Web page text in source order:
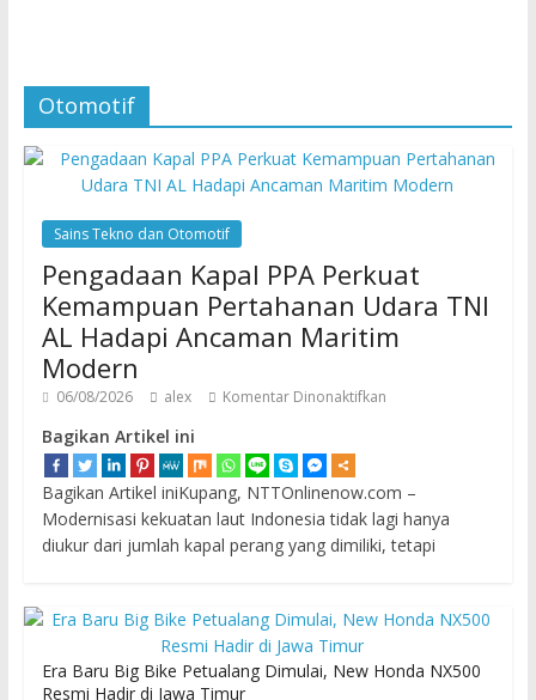
Otomotif
Sains Tekno dan Otomotif
Pengadaan Kapal PPA Perkuat
Kemampuan Pertahanan Udara TNI
AL Hadapi Ancaman Maritim
Modern
06/08/2026 alex Komentar Dinonaktifkan
Bagikan Artikel ini
Bagikan Artikel iniKupang, NTTOnlinenow.com –
Modernisasi kekuatan laut Indonesia tidak lagi hanya
diukur dari jumlah kapal perang yang dimiliki, tetapi
Era Baru Big Bike Petualang Dimulai, New Honda NX500
Resmi Hadir di Jawa Timur